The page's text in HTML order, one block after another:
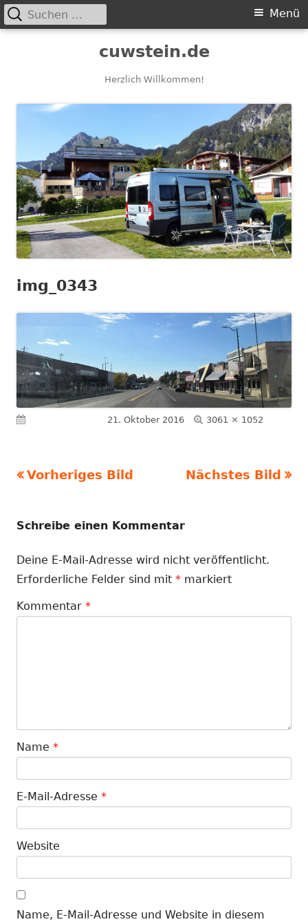
cuwstein.de
Herzlich Willkommen!
Primäres
Menü
Suchen
nach:
img_0343
21. Oktober 2016 Volle
3061 × 1052
Vorheriges Bild Nächstes Bild
Schreibe einen Kommentar
Deine E-Mail-Adresse wird nicht veröffentlicht.
Erforderliche Felder sind mit * markiert
Kommentar *
Name *
E-Mail-Adresse *
Website
Name, E-Mail-Adresse und Website in diesem